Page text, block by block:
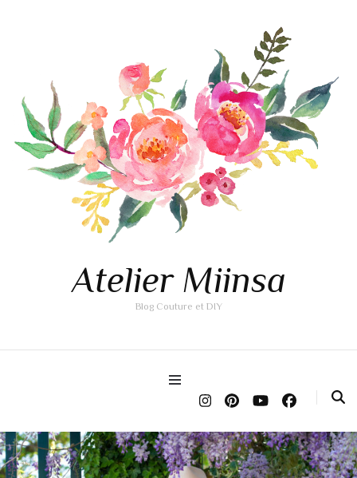
Atelier Miinsa
Blog Couture et DIY